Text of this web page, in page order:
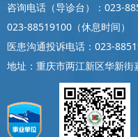
咨询电话（导诊台）：023-
023-88519100（休息时间）
医患沟通投诉电话：023-
地址：重庆市两江新区华新街